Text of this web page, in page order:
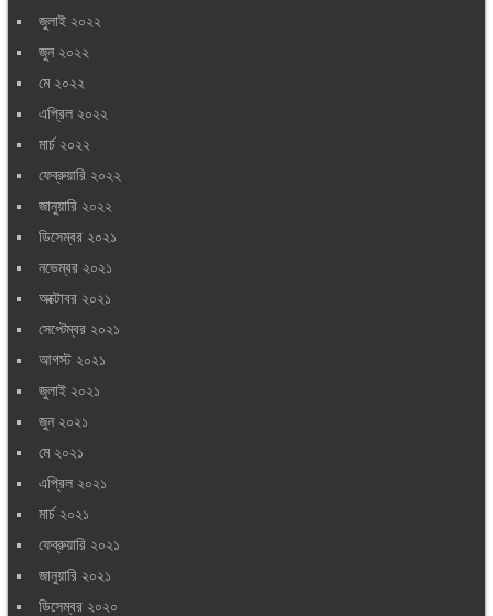
জুলাই ২০২২
জুন ২০২২
মে ২০২২
এপ্রিল ২০২২
মার্চ ২০২২
ফেব্রুয়ারি ২০২২
জানুয়ারি ২০২২
ডিসেম্বর ২০২১
নভেম্বর ২০২১
অক্টোবর ২০২১
সেপ্টেম্বর ২০২১
আগস্ট ২০২১
জুলাই ২০২১
জুন ২০২১
মে ২০২১
এপ্রিল ২০২১
মার্চ ২০২১
ফেব্রুয়ারি ২০২১
জানুয়ারি ২০২১
ডিসেম্বর ২০২০